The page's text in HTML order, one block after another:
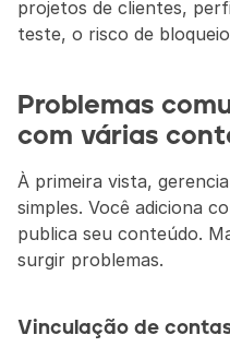
projetos de clientes,
teste, o risco de
Problemas
com várias
À primeira vista,
simples. Você adiciona
publica seu conteúdo.
surgir problemas.
Vinculação de